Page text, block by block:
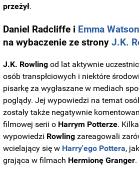
przeżył.
Daniel Radcliffe i Emma Watson
na wybaczenie ze stronyJ.K.
J.K. Rowling od lat aktywnie
osób transpłciowych i niektóre
pisarkę za wygłaszane w mediach
poglądy. Jej wypowiedzi na temat
zostały także negatywnie
filmowej serii o Harrym Potterze.
wypowiedzi Rowling zareagowali
wcielający się w Harry'ego Pottera,
grająca w filmach Hermionę Granger.